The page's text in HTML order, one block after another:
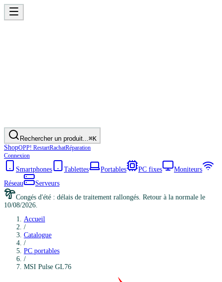
Rechercher un produit...⌘K
ShopOPP! RestartRachatRéparation
Connexion
Smartphones Tablettes Portables PC fixes
Moniteurs
Réseau
Serveurs
Congés d'été : délais de traitement rallongés. Retour à la normale le
10/08/2026.
Accueil
/
Catalogue
/
PC portables
/
MSI Pulse GL76